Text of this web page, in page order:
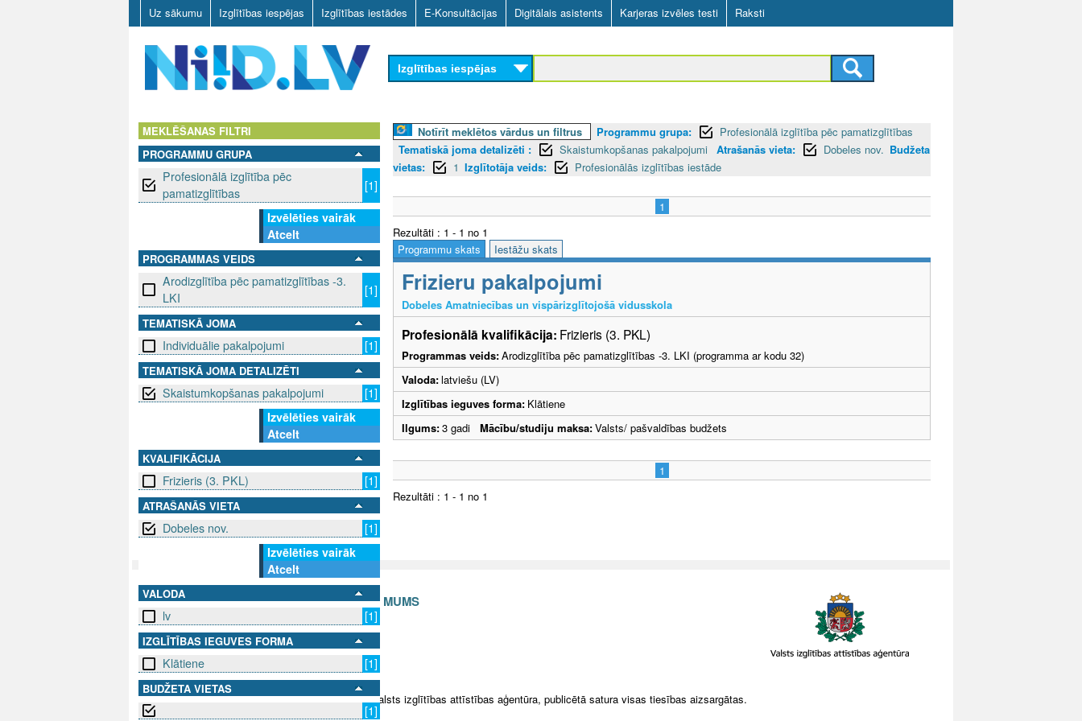
Skip
to
main
content
Uz sākumu Izglītības iespējas Izglītības iestādes E-Konsultācijas Digitālais asistents Karjeras izvēles testi Raksti
D
L
Izglītības iespējas
MEKLĒŠANAS FILTRI
PROGRAMMU GRUPA
Profesionālā izglītība pēc
pamatizglītības
[1]
Izvēlēties vairāk
Atcelt
PROGRAMMAS VEIDS
Arodizglītība pēc pamatizglītības -3.
LKI
[1]
TEMATISKĀ JOMA
Individuālie pakalpojumi [1]
TEMATISKĀ JOMA DETALIZĒTI
Skaistumkopšanas pakalpojumi
[1]
Izvēlēties vairāk
Atcelt
KVALIFIKĀCIJA
Frizieris (3. PKL) [1]
ATRAŠANĀS VIETA
Dobeles nov.
[1]
Izvēlēties vairāk
Atcelt
VALODA
lv [1]
IZGLĪTĪBAS IEGUVES FORMA
Klātiene [1]
BUDŽETA VIETAS
[1]
Notīrīt meklētos vārdus un filtrus Programmu grupa:
Profesionālā izglītība pēc pamatizglītības
Tematiskā joma detalizēti :
Skaistumkopšanas pakalpojumi Atrašanās vieta: Dobeles nov. Budžeta
vietas:
1 Izglītotāja veids: Profesionālās izglītības iestāde
1
Rezultāti : 1 - 1 no 1
Programmu skats
Iestāžu skats
Frizieru pakalpojumi
Dobeles Amatniecības un vispārizglītojošā vidusskola
Profesionālā kvalifikācija: Frizieris (3. PKL)
Programmas veids:Arodizglītība pēc pamatizglītības -3. LKI (programma ar kodu 32)
Valoda:latviešu (LV)
Izglītības ieguves forma: Klātiene
Ilgums:3 gadi Mācību/studiju maksa:Valsts/ pašvaldības budžets
1
Rezultāti : 1 - 1 no 1
SEKO MUMS SAZINIES AR MUMS
info@niid.lv
© 2025 Valsts izglītības attīstības aģentūra, publicētā satura visas tiesības aizsargātas.